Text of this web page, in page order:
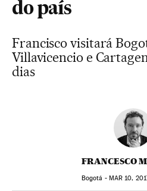
do país
Francisco visitará
Villavicencio e
dias
FRANCESCO
Bogotá - MAR 10,